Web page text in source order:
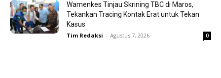
Wamenkes Tinjau Skrining TBC di Maros,
Tekankan Tracing Kontak Erat untuk Tekan
Kasus
Tim Redaksi - Agustus 7, 2026 0